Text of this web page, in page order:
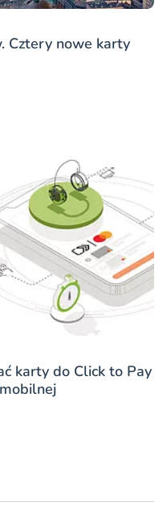
Cztery nowe karty
karty do Click to Pay